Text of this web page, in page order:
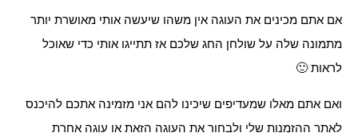
אם אתם מכינים את העוגה אין משהו שיעשה אותי מאושרת יותר
מתמונה שלה על שולחן החג שלכם אז תתייגו אותי כדי שאוכל
לראות 🙂
ואם אתם מאלו שמעדיפים שיכינו להם אני מזמינה אתכם להיכנס
לאתר ההזמנות שלי ולבחור את העוגה הזאת או עוגה אחרת